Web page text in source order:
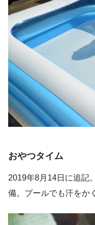
おやつタイム
2019年8月14日に追記
備。プールでも汗をか